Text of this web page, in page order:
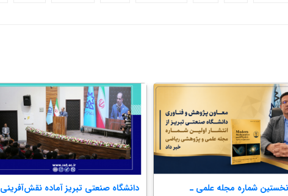
دانشگاه صنعتی تبریز آماده نقش‌آفرینی
نخستین شماره مجله علمی ـ